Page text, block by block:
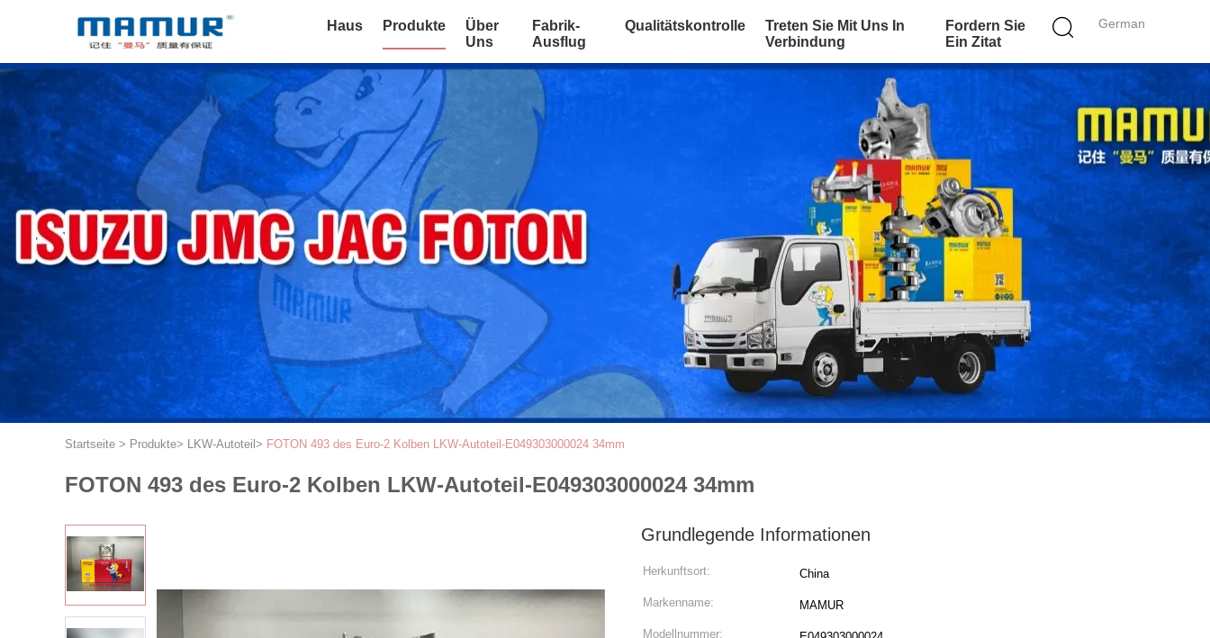
German
Haus Produkte
Über
Uns
Fabrik-
Ausflug
Qualitätskontrolle
Treten Sie Mit Uns In
Verbindung
Fordern Sie
Ein Zitat
Startseite > Produkte> LKW-Autoteil > FOTON 493 des Euro-2 Kolben LKW-Autoteil-E049303000024 34mm
FOTON 493 des Euro-2 Kolben LKW-Autoteil-E049303000024 34mm
Grundlegende Informationen
Herkunftsort: China
Markenname: MAMUR
Modellnummer: